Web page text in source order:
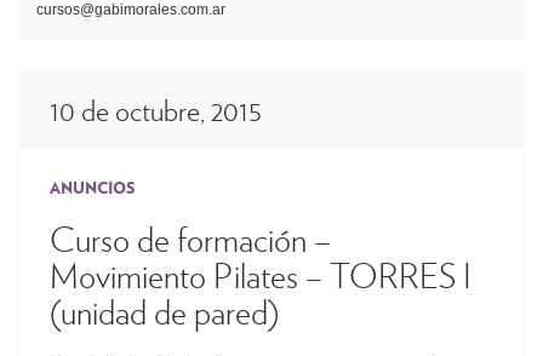
cursos@gabimorales.com.ar
10 de octubre, 2015
ANUNCIOS
Curso de formación –
Movimiento Pilates – TORRES I
(unidad de pared)